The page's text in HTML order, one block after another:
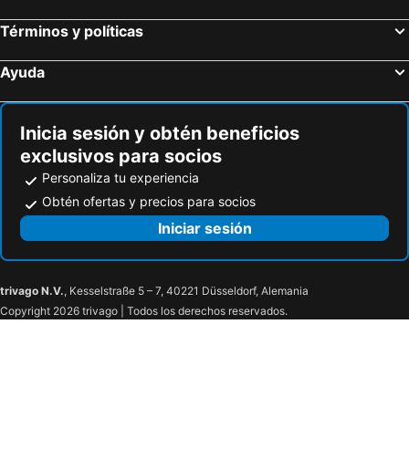
Términos y políticas
Ayuda
Inicia sesión y obtén beneficios
exclusivos para socios
Personaliza tu experiencia
Obtén ofertas y precios para socios
Iniciar sesión
trivago N.V., Kesselstraße 5 – 7, 40221 Düsseldorf, Alemania
Copyright 2026 trivago | Todos los derechos reservados.